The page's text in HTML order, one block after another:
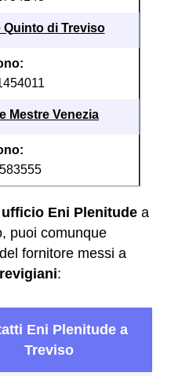
Quinto di Treviso
Mestre Venezia
ufficio Eni Plenitude a
puoi comunque
del fornitore messi a
: